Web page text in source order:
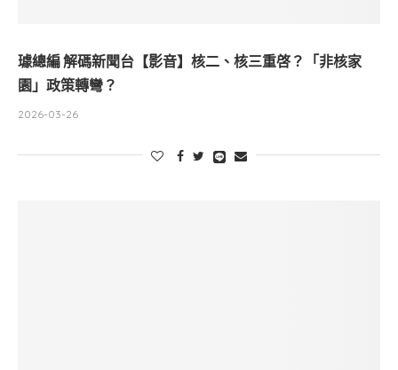
璩總編 解碼新聞台【影音】核二、核三重啓？「非核家
園」政策轉彎？
2026-03-26